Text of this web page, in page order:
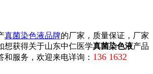
真菌染色液品牌的厂家，质量保证，厂家
想获得关于山东中仁医学真菌染色液产品
服务，欢迎来电详询： 136 1632